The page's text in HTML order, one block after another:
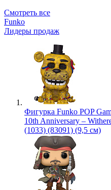
Смотреть все
Funko
Лидеры продаж
Фигурка Funko POP
10th Anniversary –
(1033) (83091) (9,5 см)